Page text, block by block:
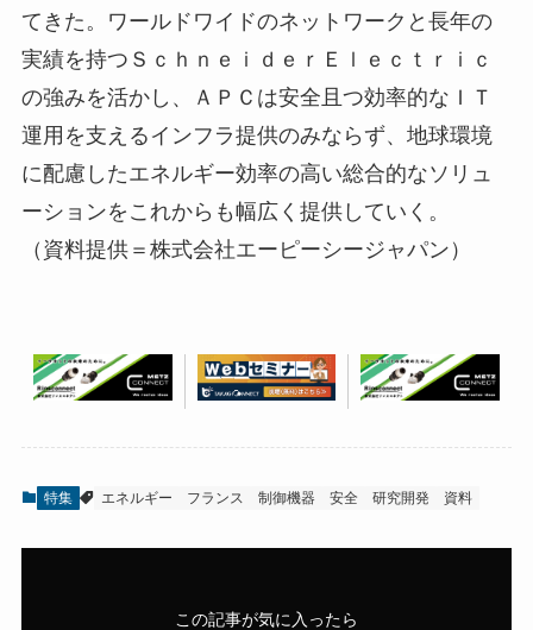
てきた。ワールドワイドのネットワークと長年の
実績を持つＳｃｈｎｅｉｄｅｒＥｌｅｃｔｒｉｃ
の強みを活かし、ＡＰＣは安全且つ効率的なＩＴ
運用を支えるインフラ提供のみならず、地球環境
に配慮したエネルギー効率の高い総合的なソリュ
ーションをこれからも幅広く提供していく。
（資料提供＝株式会社エーピーシージャパン）
特集 エネルギー フランス 制御機器 安全 研究開発 資料
この記事が気に入ったら